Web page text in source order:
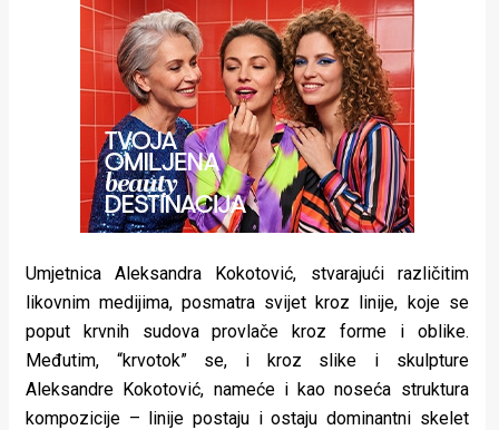
Aktivizam
Aktuelnosti
Magazin
Umjetnica Aleksandra Kokotović, stvarajući različitim
likovnim medijima, posmatra svijet kroz linije, koje se
poput krvnih sudova provlače kroz forme i oblike.
Međutim, “krvotok” se, i kroz slike i skulpture
Aleksandre Kokotović, nameće i kao noseća struktura
kompozicije – linije postaju i ostaju dominantni skelet